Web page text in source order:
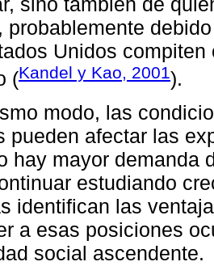
probablemente
Unidos
(Kandel y Kao, 2001).
modo, las
pueden afectar las
hay mayor demanda
estudiando
identifican las
a esas posiciones
social ascendente.